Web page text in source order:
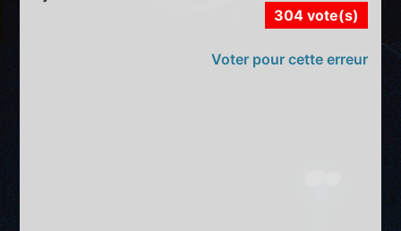
304 vote(s)
Voter pour cette erreur